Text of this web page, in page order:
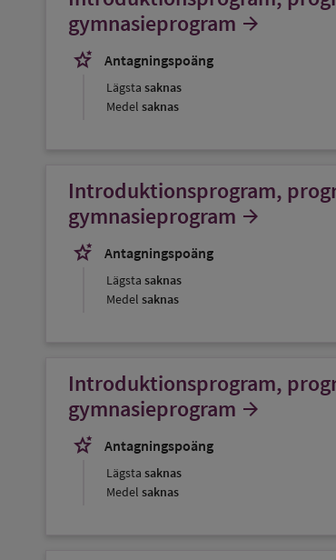
gymnasieprogram arrow_forward
stars_2
Antagningspoäng
Lägsta saknas
Medel saknas
Introduktionsprogram,
gymnasieprogram arrow_forward
stars_2
Antagningspoäng
Lägsta saknas
Medel saknas
Introduktionsprogram,
gymnasieprogram arrow_forward
stars_2
Antagningspoäng
Lägsta saknas
Medel saknas